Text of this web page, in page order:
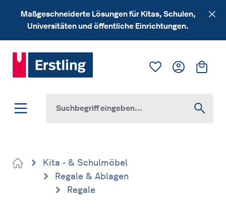
Zum Hauptinhalt springen
Maßgeschneiderte Lösungen für Kitas, Schulen,
Universitäten und öffentliche Einrichtungen.
Du hast 0
Kita - & Schulmöbel
Regale & Ablagen
Regale